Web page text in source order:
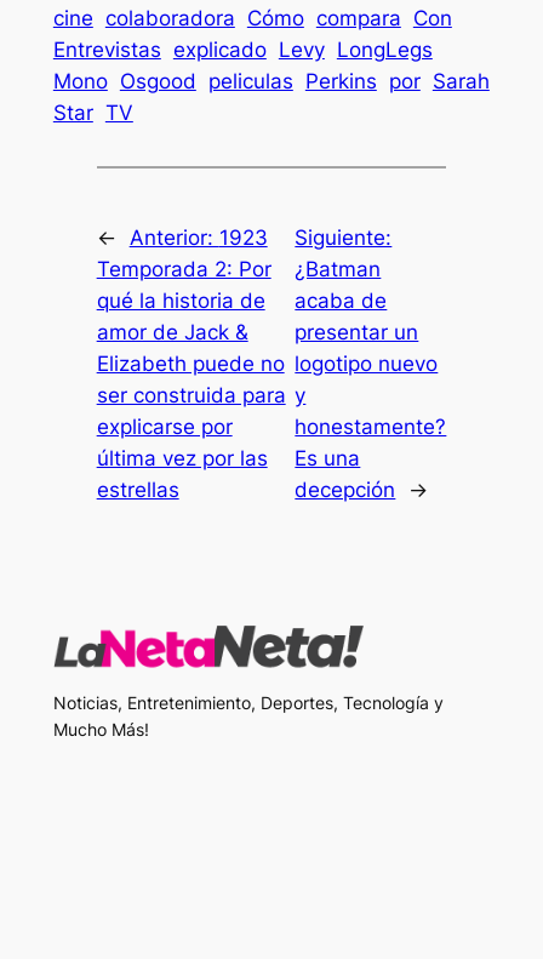
cine colaboradora Cómo compara Con
Entrevistas explicado Levy LongLegs
Mono Osgood peliculas Perkins por Sarah
Star TV
← Anterior: 1923
Temporada 2: Por
qué la historia de
amor de Jack &
Elizabeth puede no
ser construida para
explicarse por
última vez por las
estrellas
Siguiente:
¿Batman
acaba de
presentar un
logotipo nuevo
y
honestamente?
Es una
decepción
→
Noticias, Entretenimiento, Deportes, Tecnología y
Mucho Más!